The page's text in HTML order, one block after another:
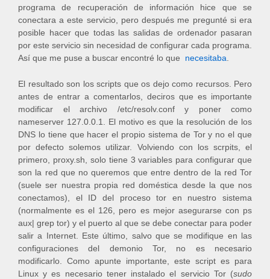
programa de recuperación de información hice que se
conectara a este servicio, pero después me pregunté si era
posible hacer que todas las salidas de ordenador pasaran
por este servicio sin necesidad de configurar cada programa.
Así que me puse a buscar encontré lo que necesitaba
El resultado son los scripts que os dejo como recursos. Pero
antes de entrar a comentarlos, deciros que es importante
modificar el archivo /etc/resolv.conf y poner como
nameserver 127.0.0.1. El motivo es que la resolución de los
DNS lo tiene que hacer el propio sistema de Tor y no el que
por defecto solemos utilizar. Volviendo con los scrpits, el
primero, proxy.sh, solo tiene 3 variables para configurar que
son la red que no queremos que entre dentro de la red Tor
(suele ser nuestra propia red doméstica desde la que nos
conectamos), el ID del proceso tor en nuestro sistema
(normalmente es el 126, pero es mejor asegurarse con ps
aux| grep tor) y el puerto al que se debe conectar para poder
salir a Internet. Este último, salvo que se modifique en las
configuraciones del demonio Tor, no es necesario
modificarlo. Como apunte importante, este script es para
Linux y es necesario tener instalado el servicio Tor (sudo